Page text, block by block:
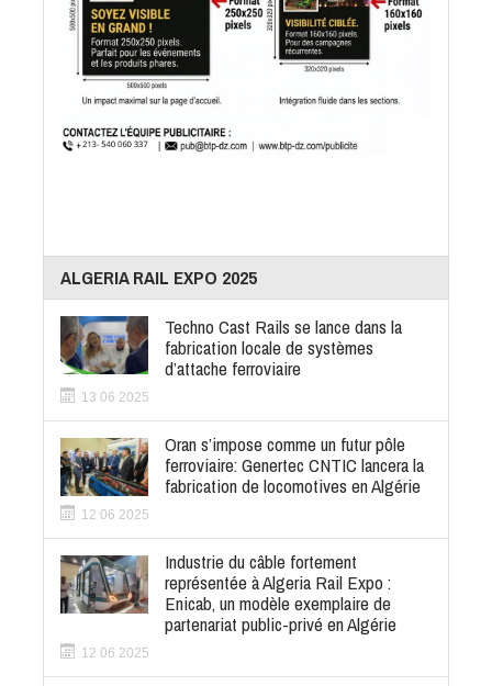
ALGERIA RAIL EXPO 2025
Techno Cast Rails se lance dans la
fabrication locale de systèmes
d’attache ferroviaire
13 06 2025
Oran s’impose comme un futur pôle
ferroviaire: Genertec CNTIC lancera la
fabrication de locomotives en Algérie
12 06 2025
Industrie du câble fortement
représentée à Algeria Rail Expo :
Enicab, un modèle exemplaire de
partenariat public-privé en Algérie
12 06 2025